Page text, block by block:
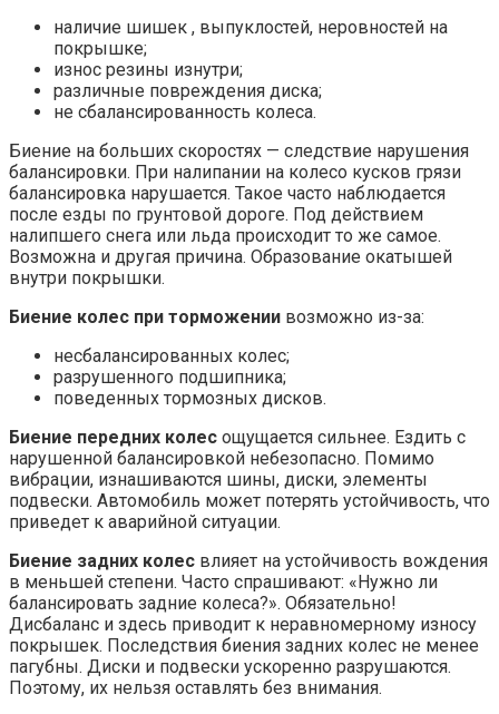
наличие шишек , выпуклостей, неровностей на
покрышке;
износ резины изнутри;
различные повреждения диска;
не сбалансированность колеса.
Биение на больших скоростях — следствие нарушения
балансировки. При налипании на колесо кусков грязи
балансировка нарушается. Такое часто наблюдается
после езды по грунтовой дороге. Под действием
налипшего снега или льда происходит то же самое.
Возможна и другая причина. Образование окатышей
внутри покрышки.
Биение колес при торможении возможно из-за:
несбалансированных колес;
разрушенного подшипника;
поведенных тормозных дисков.
Биение передних колес ощущается сильнее. Ездить с
нарушенной балансировкой небезопасно. Помимо
вибрации, изнашиваются шины, диски, элементы
подвески. Автомобиль может потерять устойчивость, что
приведет к аварийной ситуации.
Биение задних колес влияет на устойчивость вождения
в меньшей степени. Часто спрашивают: «Нужно ли
балансировать задние колеса?». Обязательно!
Дисбаланс и здесь приводит к неравномерному износу
покрышек. Последствия биения задних колес не менее
пагубны. Диски и подвески ускоренно разрушаются.
Поэтому, их нельзя оставлять без внимания.